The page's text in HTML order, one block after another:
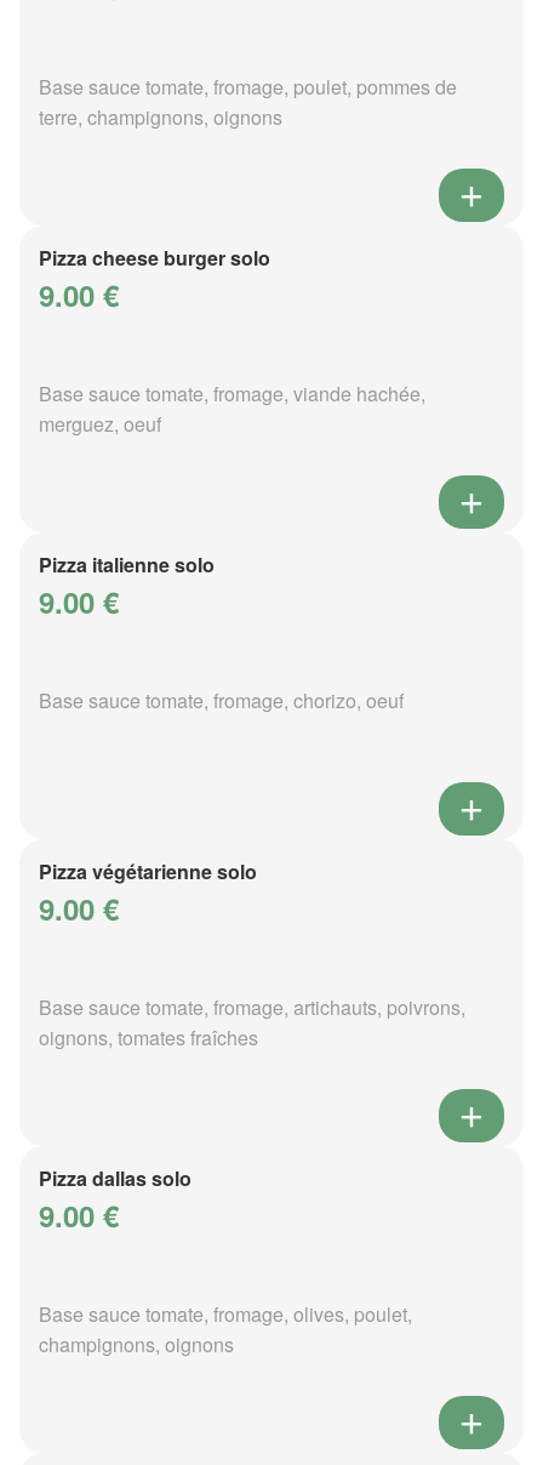
Base sauce tomate, fromage, poulet, pommes de
terre, champignons, oignons
Pizza cheese burger solo
9.00 €
Base sauce tomate, fromage, viande hachée,
merguez, oeuf
Pizza italienne solo
9.00 €
Base sauce tomate, fromage, chorizo, oeuf
Pizza végétarienne solo
9.00 €
Base sauce tomate, fromage, artichauts, poivrons,
oignons, tomates fraîches
Pizza dallas solo
9.00 €
Base sauce tomate, fromage, olives, poulet,
champignons, oignons